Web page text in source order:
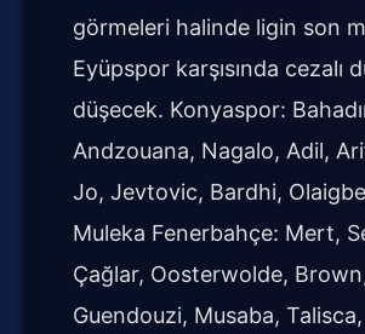
görmeleri halinde ligin son
Eyüpspor karşısında cezalı
düşecek. Konyaspor:
Andzouana, Nagalo, Adil,
Jo, Jevtovic, Bardhi,
Muleka Fenerbahçe: Mert,
Çağlar, Oosterwolde,
Guendouzi, Musaba,